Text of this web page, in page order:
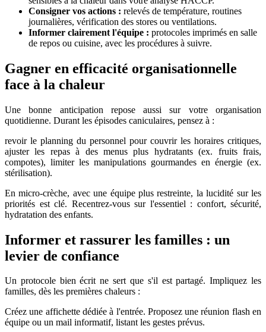
Consigner vos actions : relevés de température, routines
journalières, vérification des stores ou ventilations.
Informer clairement l'équipe : protocoles imprimés en salle
de repos ou cuisine, avec les procédures à suivre.
Gagner en efficacité organisationnelle
face à la chaleur
Une bonne anticipation repose aussi sur votre organisation
quotidienne. Durant les épisodes caniculaires, pensez à :
revoir le planning du personnel pour couvrir les horaires critiques,
ajuster les repas à des menus plus hydratants (ex. fruits frais,
compotes), limiter les manipulations gourmandes en énergie (ex.
stérilisation).
En micro-crèche, avec une équipe plus restreinte, la lucidité sur les
priorités est clé. Recentrez-vous sur l'essentiel : confort, sécurité,
hydratation des enfants.
Informer et rassurer les familles : un
levier de confiance
Un protocole bien écrit ne sert que s'il est partagé. Impliquez les
familles, dès les premières chaleurs :
Créez une affichette dédiée à l'entrée. Proposez une réunion flash en
équipe ou un mail informatif, listant les gestes prévus.